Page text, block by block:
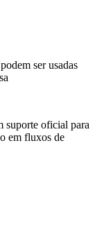
ser usadas
suporte oficial para
em fluxos de